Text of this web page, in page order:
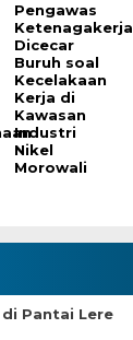
Pengawas
Dicecar
Buruh soal
Kecelakaan
Kerja di
Kawasan
Industri
Nikel
Morowali
Pantai Lere